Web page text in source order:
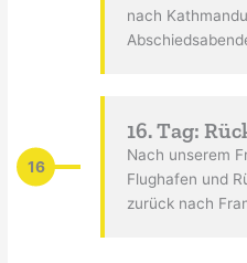
nach
16
16. Tag:
Nach unserem
Flughafen und
zurück nach